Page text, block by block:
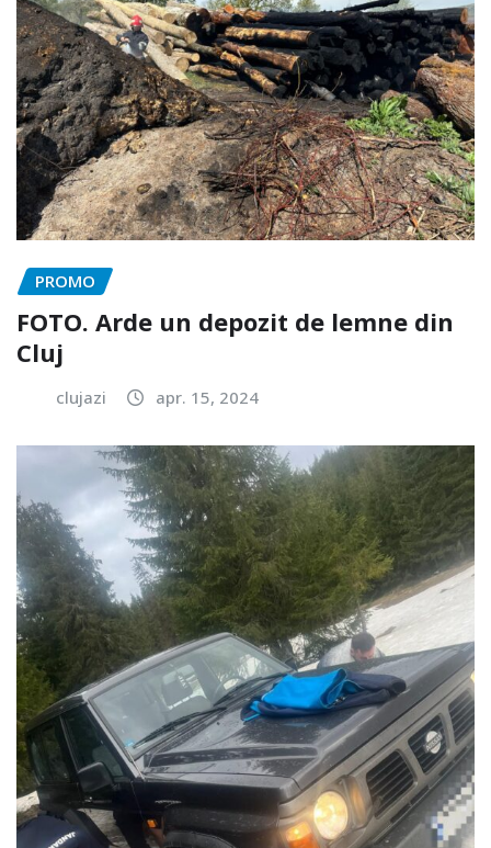
PROMO
FOTO. Arde un depozit de lemne din
Cluj
clujazi apr. 15, 2024